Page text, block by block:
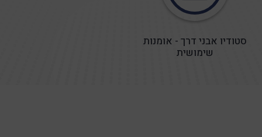
סטודיו אבני דרך - אומנות
שימושית